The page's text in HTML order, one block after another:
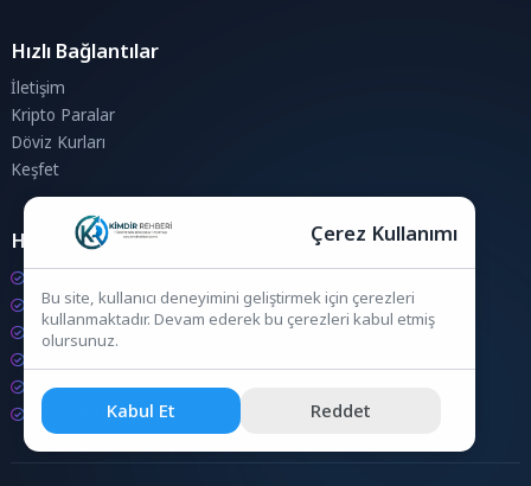
Hızlı Bağlantılar
İletişim
Kripto Paralar
Döviz Kurları
Keşfet
Hesaplamalar
Döviz Hesaplama
KDV Hesaplama
Zam Hesaplama
Bileşik Hesaplama
Çerez Kullanımı
Bu site, kullanıcı deneyimini geliştirmek için çerezleri
kullanmaktadır. Devam ederek bu çerezleri kabul etmiş
olursunuz.
Kabul Et Reddet